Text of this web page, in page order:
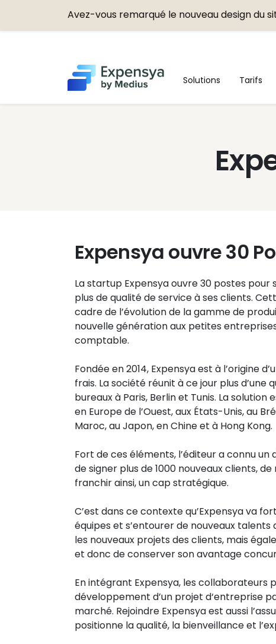
Avez-vous remarqué le nouveau design du
Expensya
Solutions Tarifs
Expensya ouvre 30
La startup Expensya ouvre 30 postes
plus de qualité de service à ses clients.
cadre de l’évolution de la gamme de
nouvelle génération aux petites
comptable.
Fondée en 2014, Expensya est à l’origine
frais. La société réunit à ce jour plus
bureaux à Paris, Berlin et Tunis. La
en Europe de l’Ouest, aux États-Unis, au
Maroc, au Japon, en Chine et à Hong Kong.
Fort de ces éléments, l’éditeur a connu
de signer plus de 1000 nouveaux clients,
franchir ainsi, un cap stratégique.
C’est dans ce contexte qu’Expensya va
équipes et s’entourer de nouveaux
les nouveaux projets des clients, mais
et donc de conserver son avantage
En intégrant Expensya, les
développement d’un projet d‘entreprise
marché. Rejoindre Expensya est aussi
positionne la qualité, la bienveillance et